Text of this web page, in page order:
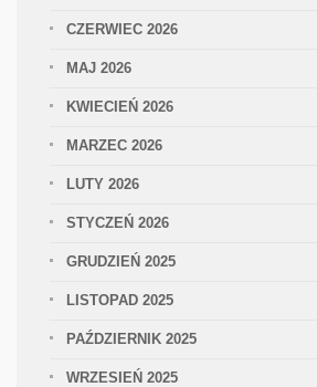
CZERWIEC 2026
MAJ 2026
KWIECIEŃ 2026
MARZEC 2026
LUTY 2026
STYCZEŃ 2026
GRUDZIEŃ 2025
LISTOPAD 2025
PAŹDZIERNIK 2025
WRZESIEŃ 2025